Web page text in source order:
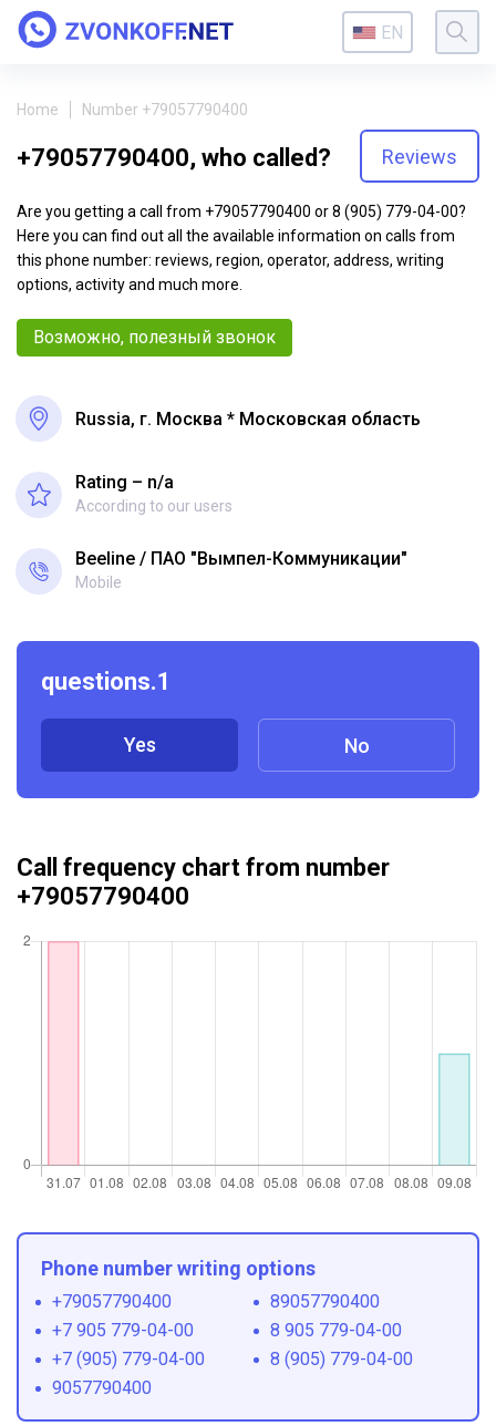
EN
Home Number +79057790400
+79057790400, who called? Reviews
Are you getting a call from +79057790400 or 8 (905) 779-04-00?
Here you can find out all the available information on calls from
this phone number: reviews, region, operator, address, writing
options, activity and much more.
Возможно, полезный звонок
Russia, г. Москва * Московская область
Rating – n/a
According to our users
Beeline ПАО "Вымпел-Коммуникации"
Mobile
questions.1
Yes No
Call frequency chart from number
+79057790400
Phone number writing options
+79057790400
89057790400
+7 905 779-04-00
8 905 779-04-00
+7 (905) 779-04-00
8 (905) 779-04-00
9057790400